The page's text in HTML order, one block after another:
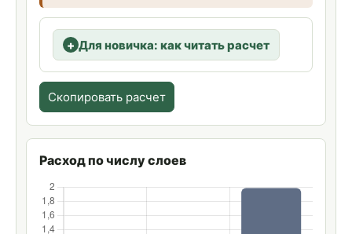
Для новичка: как читать расчет
Скопировать расчет
Расход по числу слоев